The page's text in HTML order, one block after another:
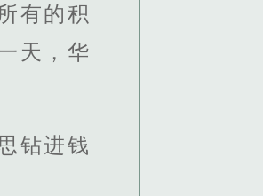
有的积
天，华
钻进钱